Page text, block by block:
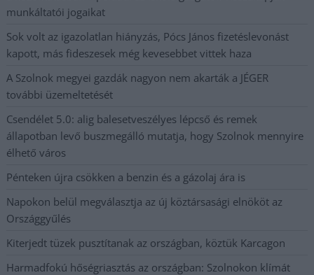
munkáltatói jogaikat
Sok volt az igazolatlan hiányzás, Pócs János fizetéslevonást
kapott, más fideszesek még kevesebbet vittek haza
A Szolnok megyei gazdák nagyon nem akarták a JÉGER
további üzemeltetését
Csendélet 5.0: alig balesetveszélyes lépcső és remek
állapotban levő buszmegálló mutatja, hogy Szolnok mennyire
élhető város
Pénteken újra csökken a benzin és a gázolaj ára is
Napokon belül megválasztja az új köztársasági elnököt az
Országgyűlés
Kiterjedt tüzek pusztítanak az országban, köztük Karcagon
Harmadfokú hőségriasztás az országban: Szolnokon klímát